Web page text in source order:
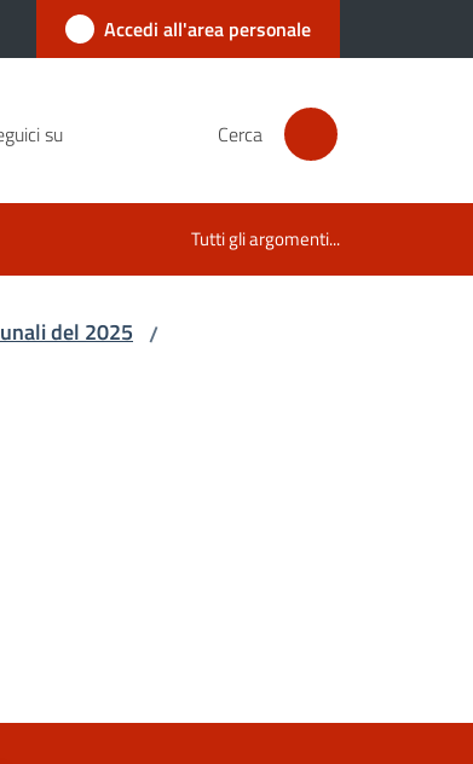
Accedi all'area personale
su Cerca
Tutti gli argomenti...
del 2025 /